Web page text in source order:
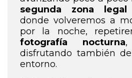
segunda zona
donde volveremos a
por la noche,
fotografía nocturna,
disfrutando también
entorno.